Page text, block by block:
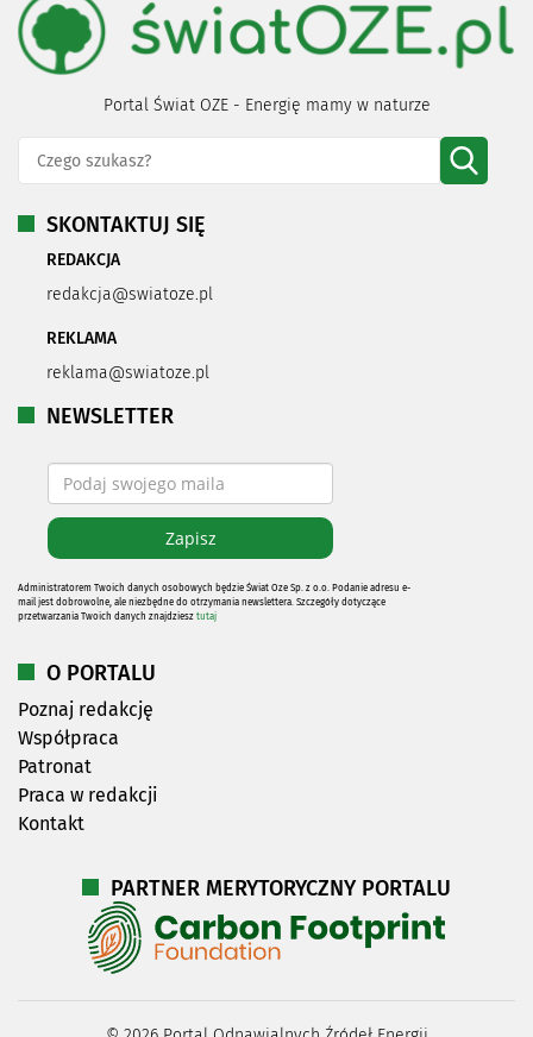
Portal Świat OZE - Energię mamy w naturze
SKONTAKTUJ SIĘ
REDAKCJA
redakcja@swiatoze.pl
REKLAMA
reklama@swiatoze.pl
NEWSLETTER
Administratorem Twoich danych osobowych będzie Świat Oze Sp. z o.o. Podanie adresu e-
mail jest dobrowolne, ale niezbędne do otrzymania newslettera. Szczegóły dotyczące
przetwarzania Twoich danych znajdziesz tutaj
O PORTALU
Poznaj redakcję
Współpraca
Patronat
Praca w redakcji
Kontakt
PARTNER MERYTORYCZNY PORTALU